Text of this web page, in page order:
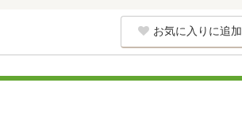
お気に入りに追加